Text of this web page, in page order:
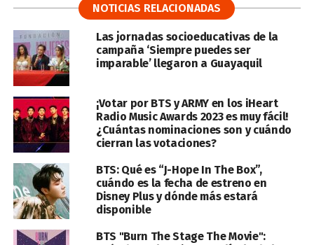
NOTICIAS RELACIONADAS
Las jornadas socioeducativas de la
campaña ‘Siempre puedes ser
imparable’ llegaron a Guayaquil
¡Votar por BTS y ARMY en los iHeart
Radio Music Awards 2023 es muy fácil!
¿Cuántas nominaciones son y cuándo
cierran las votaciones?
BTS: Qué es “J-Hope In The Box”,
cuándo es la fecha de estreno en
Disney Plus y dónde más estará
disponible
BTS "Burn The Stage The Movie":